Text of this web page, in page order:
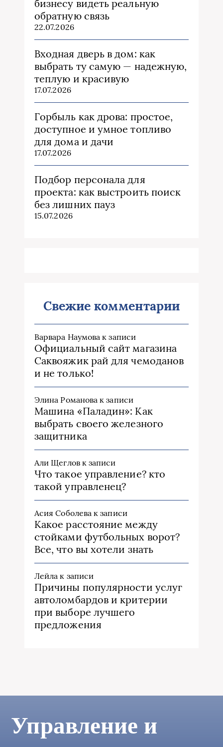
бизнесу видеть реальную
обратную связь
22.07.2026
Входная дверь в дом: как
выбрать ту самую — надежную,
теплую и красивую
17.07.2026
Горбыль как дрова: простое,
доступное и умное топливо
для дома и дачи
17.07.2026
Подбор персонала для
проекта: как выстроить поиск
без лишних пауз
15.07.2026
Свежие комментарии
Варвара Наумова к записи
Официальный сайт магазина
Саквояжик рай для чемоданов
и не только!
Элина Романова к записи
Машина «Паладин»: Как
выбрать своего железного
защитника
Али Щегловк записи
Что такое управление? кто
такой управленец?
Асия Соболева к записи
Какое расстояние между
стойками футбольных ворот?
Все, что вы хотели знать
Лейла к записи
Причины популярности услуг
автоломбардов и критерии
при выборе лучшего
предложения
Управление и